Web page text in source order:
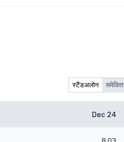
स्टैंडअलोन समेकित
Dec 24